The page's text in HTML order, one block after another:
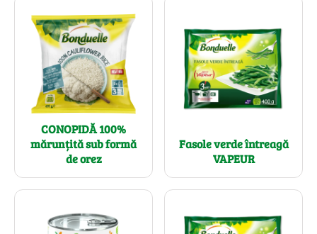
CONOPIDĂ 100%
mărunțită sub formă
de orez
Fasole verde întreagă
VAPEUR